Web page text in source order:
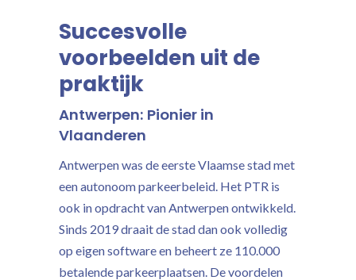
Succesvolle
voorbeelden uit de
praktijk
Antwerpen: Pionier in
Vlaanderen
Antwerpen was de eerste Vlaamse stad met
een autonoom parkeerbeleid. Het PTR is
ook in opdracht van Antwerpen ontwikkeld.
Sinds 2019 draait de stad dan ook volledig
op eigen software en beheert ze 110.000
betalende parkeerplaatsen. De voordelen